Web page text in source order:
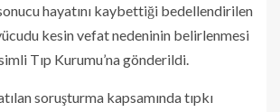
hayatını kaybettiği bedellendirilen
kesin vefat nedeninin belirlenmesi
Tıp Kurumu’na gönderildi.
soruşturma kapsamında tıpkı